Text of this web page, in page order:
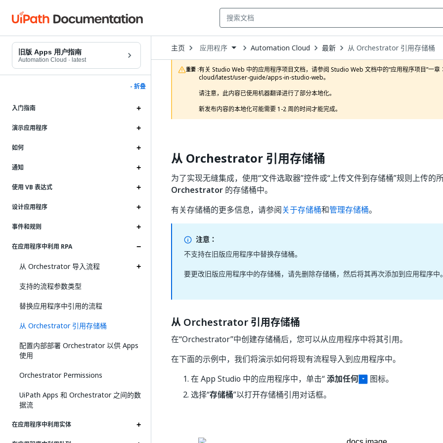
旧版 Apps 用户指南
Automation Cloud · latest
- 折叠
入门指南
演示应用程序
如何
通知
使用 VB 表达式
设计应用程序
事件和规则
在应用程序中利用 RPA
从 Orchestrator 导入流程
支持的流程参数类型
替换应用程序中引用的流程
从 Orchestrator 引用存储桶
配置内部部署 Orchestrator 以供 Apps
使用
Orchestrator Permissions
UiPath Apps 和 Orchestrator 之间的数
据流
在应用程序中利用实体
主页 Open
Dropdown
to
choose
product
应用程序 Automation Cloud 最新 从 Orchestrator 引用存储桶
重要 :有关 Studio Web 中的应用程序项目文档，请参阅 Studio Web 文档中的“应用程序项目”
cloud/latest/user-guide/apps-in-studio-web。
请注意，此内容已使用机器翻译进行了部分本地化。
新发布内容的本地化可能需要 1-2 周的时间才能完成。
从 Orchestrator 引用存储桶
为了实现无缝集成，使用“文件选取器”控件或“上传文件到存储桶”规则上传的
Orchestrator 的存储桶中。
有关存储桶的更多信息，请参阅关于存储桶和管理存储桶。
注意：
不支持在旧版应用程序中替换存储桶。
要更改旧版应用程序中的存储桶，请先删除存储桶，然后将其再次添加到应用程序中。
从 Orchestrator 引用存储桶
在“Orchestrator”中创建存储桶后，您可以从应用程序中将其引用。
在下面的示例中，我们将演示如何将现有流程导入到应用程序中。
在 App Studio 中的应用程序中，单击“添加任何
图标。
选择“存储桶”以打开存储桶引用对话框。